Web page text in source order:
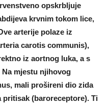
opskrbljuje
krvnim tokom lice,
arterije polaze iz
carotis communis),
iz aortnog luka, a s
mjestu njihovog
mali prošireni dio zida
(baroreceptore). Ti